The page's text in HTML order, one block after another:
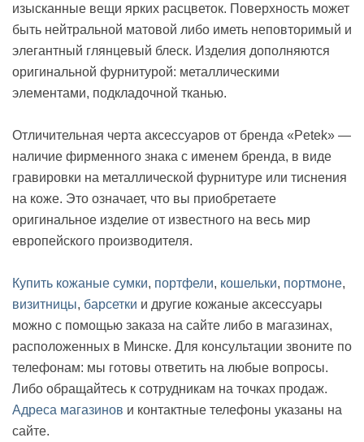
изысканные вещи ярких расцветок. Поверхность может
быть нейтральной матовой либо иметь неповторимый и
элегантный глянцевый блеск. Изделия дополняются
оригинальной фурнитурой: металлическими
элементами, подкладочной тканью.
Отличительная черта аксессуаров от бренда «Petek» —
наличие фирменного знака с именем бренда, в виде
гравировки на металлической фурнитуре или тиснения
на коже. Это означает, что вы приобретаете
оригинальное изделие от известного на весь мир
европейского производителя.
Купить кожаные сумки, портфели, кошельки, портмоне,
визитницы, барсетки и другие кожаные аксессуары
можно с помощью заказа на сайте либо в магазинах,
расположенных в Минске. Для консультации звоните по
телефонам: мы готовы ответить на любые вопросы.
Либо обращайтесь к сотрудникам на точках продаж.
Адреса магазинов и контактные телефоны указаны на
сайте.